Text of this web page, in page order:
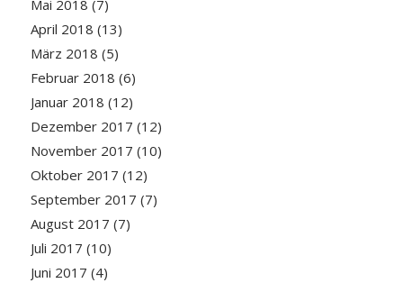
Mai 2018 (7)
April 2018 (13)
März 2018 (5)
Februar 2018 (6)
Januar 2018 (12)
Dezember 2017 (12)
November 2017 (10)
Oktober 2017 (12)
September 2017 (7)
August 2017 (7)
Juli 2017 (10)
Juni 2017 (4)